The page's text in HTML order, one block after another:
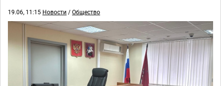
19.06, 11:15 Новости /Общество